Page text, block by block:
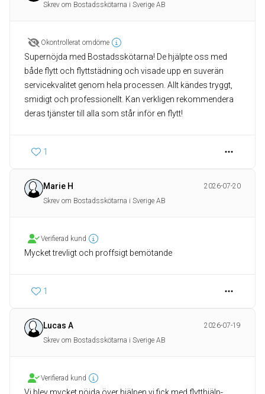
Skrev om Bostadsskötarna i Sverige AB
Okontrollerat omdöme
Supernöjda med Bostadsskötarna! De hjälpte oss med
både flytt och flyttstädning och visade upp en suverän
servicekvalitet genom hela processen. Allt kändes tryggt,
smidigt och professionellt. Kan verkligen rekommendera
deras tjänster till alla som står inför en flytt!
1
Marie H
2026-07-20
Skrev om Bostadsskötarna i Sverige AB
Verifierad kund
Mycket trevligt och proffsigt bemötande
1
Lucas A
2026-07-19
Skrev om Bostadsskötarna i Sverige AB
Verifierad kund